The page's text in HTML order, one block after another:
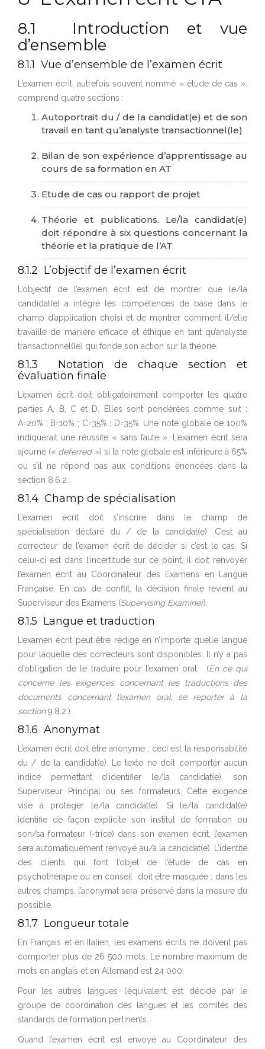
8.1 Introduction et vue
d’ensemble
8.1.1 Vue d’ensemble de l’examen écrit
L’examen écrit, autrefois souvent nommé « étude de cas »,
comprend quatre sections :
Autoportrait du / de la candidat(e) et de son
travail en tant qu’analyste transactionnel(le)
Bilan de son expérience d’apprentissage au
cours de sa formation en AT
Etude de cas ou rapport de projet
Théorie et publications. Le/la candidat(e)
doit répondre à six questions concernant la
théorie et la pratique de l’AT
8.1.2 L’objectif de l’examen écrit
L’objectif de l’examen écrit est de montrer que le/la
candidat(e) a intégré les compétences de base dans le
champ d’application choisi et de montrer comment il/elle
travaille de manière efficace et éthique en tant qu’analyste
transactionnel(le) qui fonde son action sur la théorie.
8.1.3 Notation de chaque section et
évaluation finale
L’examen écrit doit obligatoirement comporter les quatre
parties A, B, C et D. Elles sont pondérées comme suit :
A=20% ; B=10% ; C=35% ; D=35%. Une note globale de 100%
indiquerait une réussite « sans faute ». L’examen écrit sera
ajourné (« deferred ») si la note globale est inférieure à 65%
ou s’il ne répond pas aux conditions énoncées dans la
section 8.6.2.
8.1.4 Champ de spécialisation
L’examen écrit doit s’inscrire dans le champ de
spécialisation déclaré du / de la candidat(e). C’est au
correcteur de l’examen écrit de décider si c’est le cas. Si
celui-ci est dans l’incertitude sur ce point, il doit renvoyer
l’examen écrit au Coordinateur des Examens en Langue
Française. En cas de conflit, la décision finale revient au
Superviseur des Examens (Supervising Examiner).
8.1.5 Langue et traduction
L’examen écrit peut être rédigé en n’importe quelle langue
pour laquelle des correcteurs sont disponibles. Il n’y a pas
d’obligation de le traduire pour l’examen oral. (En ce qui
concerne les exigences concernant les traductions des
documents concernant l’examen oral, se reporter à la
section9.8.2.).
8.1.6 Anonymat
L’examen écrit doit être anonyme ; ceci est la responsabilité
du / de la candidat(e). Le texte ne doit comporter aucun
indice permettant d’identifier le/la candidat(e), son
Superviseur Principal ou ses formateurs. Cette exigence
vise à protéger le/la candidat(e). Si le/la candidat(e)
identifie de façon explicite son institut de formation ou
son/sa formateur (-trice) dans son examen écrit, l’examen
sera automatiquement renvoyé au/à la candidat(e). L’identité
des clients qui font l’objet de l’étude de cas en
psychothérapie ou en conseil doit être masquée ; dans les
autres champs, l’anonymat sera préservé dans la mesure du
possible.
8.1.7 Longueur totale
En Français et en Italien, les examens écrits ne doivent pas
comporter plus de 26 500 mots. Le nombre maximum de
mots en anglais et en Allemand est 24 000.
Pour les autres langues l’équivalent est décidé par le
groupe de coordination des langues et les comités des
standards de formation pertinents.
Quand l’examen écrit est envoyé au Coordinateur des